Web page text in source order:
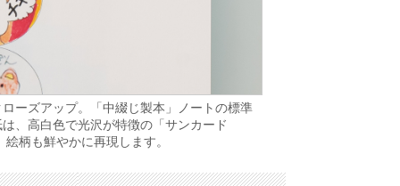
ーズアップ。「中綴じ製本」ノートの標準
、高白色で光沢が特徴の「サンカード
絵柄も鮮やかに再現します。